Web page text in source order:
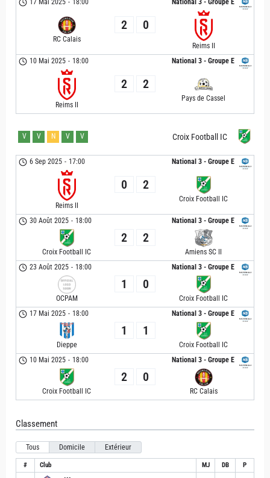
RC Calais
2 0
Reims II
National 3 - Groupe E
10 Mai 2025 - 18:00
Reims II
2 2
Pays de Cassel
Croix Football IC
V V N V V
National 3 - Groupe E
6 Sep 2025 - 17:00
Reims II
0 2
Croix Football IC
National 3 - Groupe E
30 Août 2025 - 18:00
Croix Football IC
2 2
Amiens SC II
National 3 - Groupe E
23 Août 2025 - 18:00
OCPAM
1 0
Croix Football IC
National 3 - Groupe E
17 Mai 2025 - 18:00
Dieppe
1 1
Croix Football IC
National 3 - Groupe E
10 Mai 2025 - 18:00
Croix Football IC
2 0
RC Calais
Classement
Tous Domicile Extérieur
# Club MJ DB P